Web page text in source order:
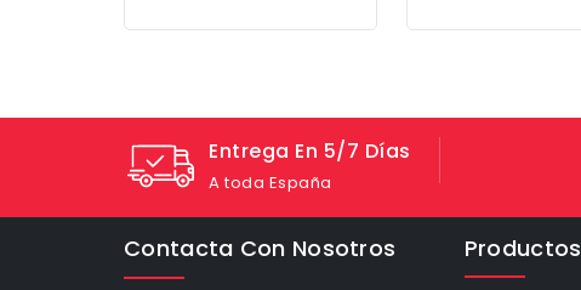
Entrega En 5/7 Días
A toda España
Contacta Con Nosotros Productos